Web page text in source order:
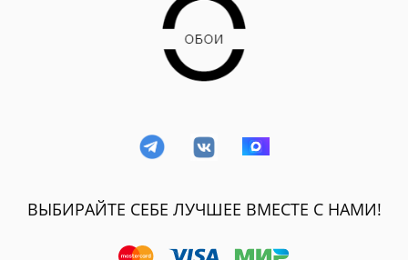
ВЫБИРАЙТЕ СЕБЕ ЛУЧШЕЕ ВМЕСТЕ С НАМИ!